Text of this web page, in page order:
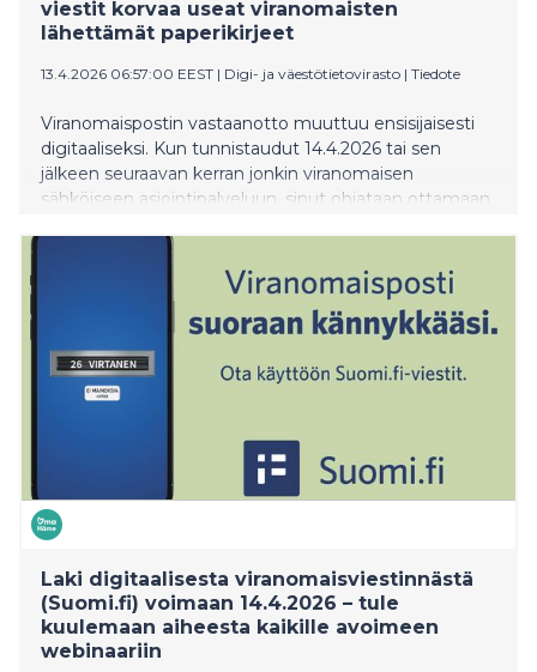
viestit korvaa useat viranomaisten
lähettämät paperikirjeet
13.4.2026 06:57:00 EEST | Digi- ja väestötietovirasto | Tiedote
Viranomaispostin vastaanotto muuttuu ensisijaisesti
digitaaliseksi. Kun tunnistaudut 14.4.2026 tai sen
jälkeen seuraavan kerran jonkin viranomaisen
sähköiseen asiointipalveluun, sinut ohjataan ottamaan
useilta viranomaisilta. Suomi.fi-viestit korvaa
viranomaisilta saapuvan paperipostin: sama asia ei
saavu enää myöhemmin kirjeenä kotiin.
Laki digitaalisesta viranomaisviestinnästä
(Suomi.fi) voimaan 14.4.2026 – tule
kuulemaan aiheesta kaikille avoimeen
webinaariin